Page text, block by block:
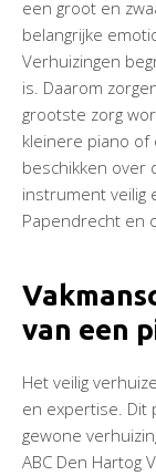
een groot en
belangrijke
Verhuizingen
is. Daarom
grootste zorg
kleinere piano of
beschikken over
instrument veilig
Papendrecht en
van een
Het veilig
en expertise. Dit
gewone
ABC Den Hartog